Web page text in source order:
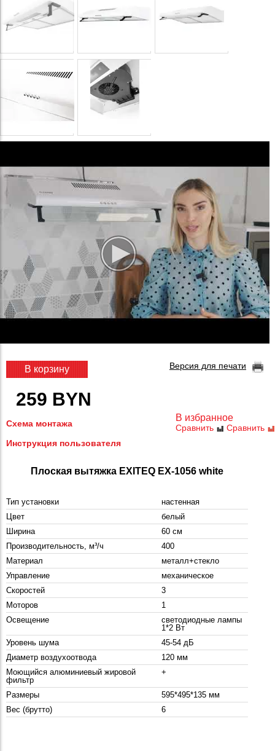
В избранное
Сравнить Сравнить
В корзину
259 BYN
Версия для печати
Схема монтажа
Инструкция пользователя
Плоская вытяжка EXITEQ EX-1056 white
Тип установки
настенная
Цвет
белый
Ширина
60 см
Производительность, м³/ч
400
Материал
металл+стекло
Управление
механическое
Скоростей
3
Моторов
1
Освещение
светодиодные лампы
1*2 Вт
Уровень шума
45-54 дБ
Диаметр воздухоотвода
120 мм
Моющийся алюминиевый жировой
фильтр
+
Размеры
595*495*135 мм
Вес (брутто)
6